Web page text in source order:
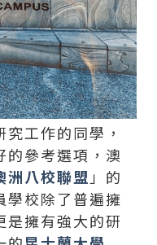
工作的同學，
的參考選項，澳
洲八校聯盟 」的
學校除了普遍擁
是擁有強大的研